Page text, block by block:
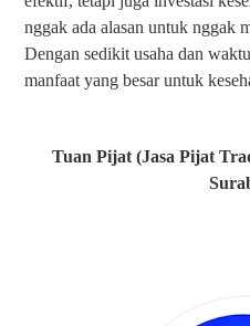
nggak ada alasan untuk nggak
Dengan sedikit usaha dan
manfaat yang besar untuk
Tuan Pijat (Jasa Pijat